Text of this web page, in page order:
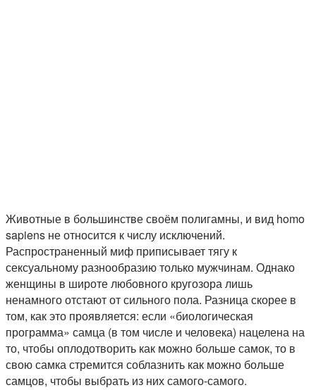
Животные в большинстве своём полигамны, и вид homo
sapiens не относится к числу исключений.
Распространенный миф приписывает тягу к
сексуальному разнообразию только мужчинам. Однако
женщины в широте любовного кругозора лишь
ненамного отстают от сильного пола. Разница скорее в
том, как это проявляется: если «биологическая
программа» самца (в том числе и человека) нацелена на
то, чтобы оплодотворить как можно больше самок, то в
свою самка стремится соблазнить как можно больше
самцов, чтобы выбрать из них самого-самого.